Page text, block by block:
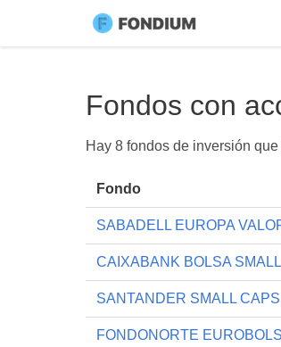
Fondos con
Hay 8 fondos de inversión
Fondo
SABADELL EUROPA
CAIXABANK BOLSA
SANTANDER SMALL CAPS
FONDONORTE